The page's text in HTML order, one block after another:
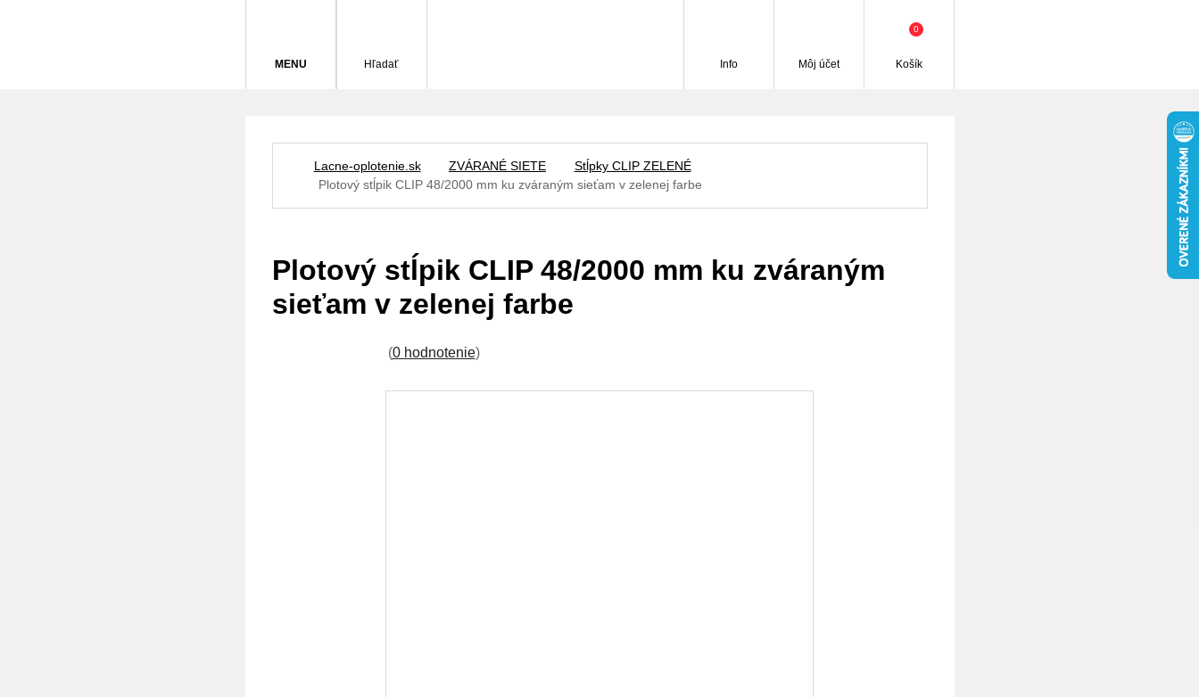
MENU Hľadať Info Môj účet Košík
0
Lacne-oplotenie.sk ZVÁRANÉ SIETE
Stĺpky CLIP ZELENÉ
Plotový stĺpik CLIP 48/2000 mm ku zváraným sieťam v zelenej farbe
Plotový stĺpik CLIP 48/2000 mm ku zváraným
sieťam v zelenej farbe
(0 hodnotenie)